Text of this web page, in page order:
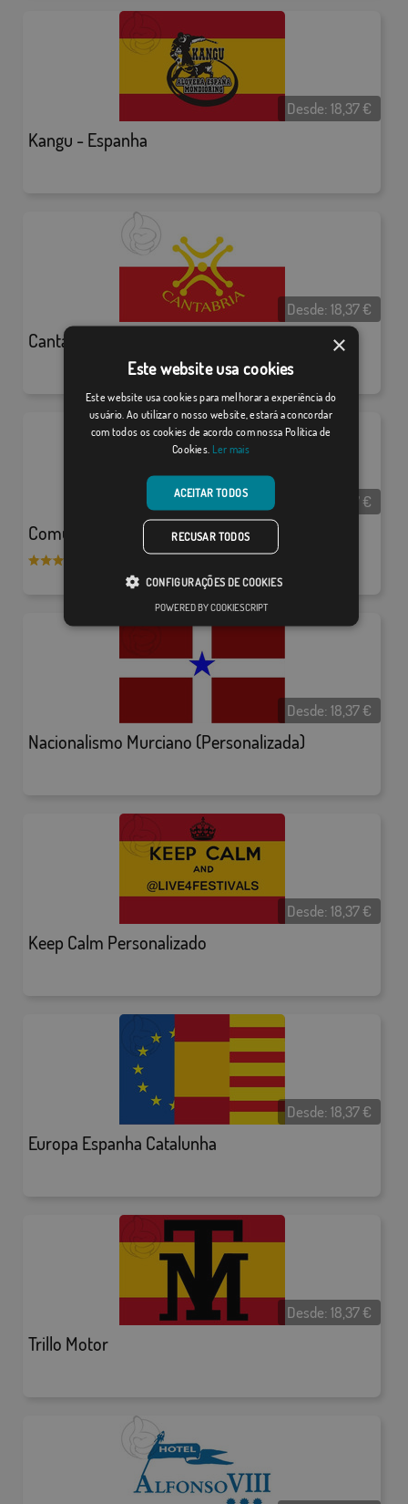
Kangu - Espanha
Desde:18,37€
Cantabria Lábaro
Desde:18,37€
Comunidad de Madrid (personalizado)
18,37€
Nacionalismo Murciano (Personalizada)
Desde:18,37€
Keep Calm Personalizado
Desde:18,37€
Europa Espanha Catalunha
Desde:18,37€
Trillo Motor
Desde:18,37€
×
Este website usa cookies
Este website usa cookies para melhorar a experiência do
usuário. Ao utilizar o nosso website, estará a concordar
com todos os cookies de acordo com nossa Política de
Cookies. Ler mais
ACEITAR TODOS
RECUSAR TODOS
CONFIGURAÇÕES DE COOKIES
POWERED BY COOKIESCRIPT